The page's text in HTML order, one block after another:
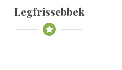
Legfrissebbek